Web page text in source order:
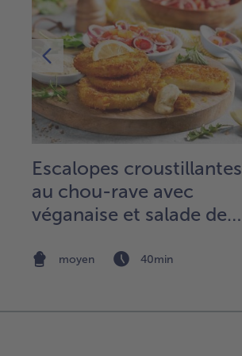
Escalopes croustillantes
au chou-rave avec
véganaise et salade de
moyen 40min